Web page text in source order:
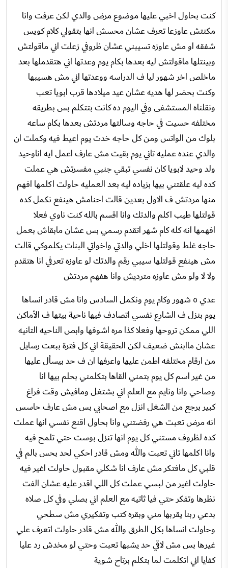
كنت بحاول اخبي عليها موضوع مرض والدي لكن عرفت وانا
مكنتش عاوزعا تعرف عشان محسش انها بتقولي كلام كويس
شفقه او مش عاوزه تسيبني عشان ظروفي زعلت اني ماقولتش
وبينتلها ماقولتش ليه بعدها بكام يوم وعدتها اني هتقدملها بعد
ماخلص اخر شهور ليا ف الدراسه ووعدتها اني مش هسيبها
وكنت بحضر لها هديه عشان عيد ميلادها قرب ابويا تعب
ونقلناه المستشفى وفي اليوم ده كانت بتتكلم بس بطريقه
مختلفه حسيت في حاجه وسالتها مردتش بعدها بكام ساعه
بلوك من الواتس ومن كل حاجه خدت يوم اعيط فيه وكملت ان
والدي عنده عمليه تاني يوم بقيت مش عارف اعمل ايه اناوحيد
ولد وحيد لابويا كان نفسي تبقي جنبي مفسرتش هي عملت
كده ليه علقتني بيها بزياده ليه بعد العمليه حاولت اكلمها افهم
منها مردتش ف الاول بعدين قالت احنامش هينفع نكمل كده
قولتلها طيب اكلم والدتك وانا اقسم بالله كنت ناوي فعلا
افهمها انه كله كام شهر اتقدم رسمي بس عشان مابقاش بعمل
حاجه غلط وقولتلها اخلي والدتي واخواتي البنات يكلموكي قالت
مش هينفع قولتلها سيبي رقم والدتك لو عاوزه تعرفي انا هتقدم
ولا لا ولو مش عاوزه مترديش وانا هفهم مردتش
عدي ٥ شهور وكام يوم ونكمل السادس وانا مش قادر انساها
يوم بنزل ف الشارع نفسي اتصادف فيها ناحية بيتها ف الأماكن
اللي ممكن تروحها وفعلا كذا مره اشوفها وابص الناحيه التانيه
عشان ماابنش ضعيف لكن الحقيقة اني كل فترة ببعت رسايل
من ارقام مختلفه اطمن عليها واعرفها ان ف حد بيسأل عليها
من غير اسم كل يوم بتمني القاها بتكلمني بحلم بيها انا
وصاحي وانا ونايم مع العلم اني بشتغل ومافيش وقت فراغ
كبير برجع من الشغل انزل مع اصحابي بس مش عارف حاسس
انه مرض تعبت هي رفضتني وانا بحاول اقنع نفسي انها عملت
كده لظروف مستني كل يوم انها تنزل بوست حتي تلمح فيه
وانا اكلمها تاني تعبت والله ومش قادر احكي لحد بحس بالم في
قلبي كل مافتكر مش عارف انا شكلي مقبول حاولت اغير فيه
حاولت اغير من لبسي عملت كل اللي اقدر عليه عشان الفت
نظرها وتفكر حتي فيا ثاتيه مع العلم اني بصلي وفي كل صلاه
بدعي ربنا يقربها مني وبقره كتب وتفكيري مش سطحي
وحاولت انساها بكل الطرق والله مش قادر حاولت اتعرف علي
غيرها بس مش لاقي حد يشبها تعبت وحتي لو مخدش رد عليا
كفايا اني اتكلمت لما بتكلم برتاح شوية